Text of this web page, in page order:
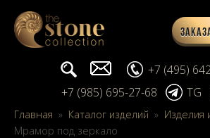
Поиск... info@stone-
+7 (495)
+7 (985) 695-27-68
TG
Главная » Каталог изделий » Изделия
Мрамор под зеркало